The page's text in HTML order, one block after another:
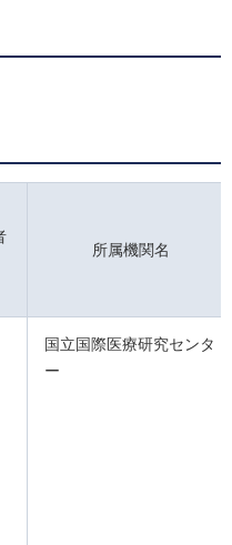
所属機関名
国立国際医療研究センタ
ー